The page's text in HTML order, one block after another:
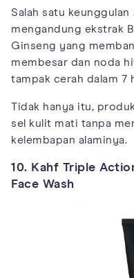
Salah satu keunggulan
mengandung ekstrak
Ginseng yang
membesar dan noda
tampak cerah dalam 7
Tidak hanya itu,
sel kulit mati tanpa
kelembapan alaminya.
10. Kahf Triple
Face Wash